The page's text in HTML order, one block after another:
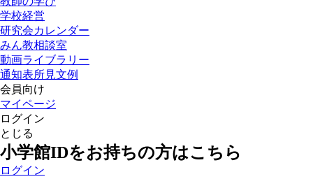
学校経営
研究会カレンダー
みん教相談室
動画ライブラリー
通知表所見文例
会員向け
マイページ
ログイン
とじる
小学館IDをお持ちの方はこちら
ログイン